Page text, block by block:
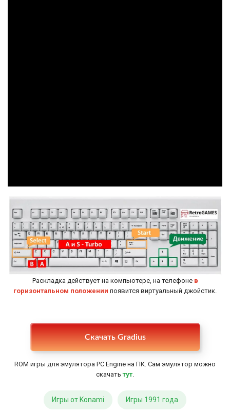
Раскладка действует на компьютере, на телефоне в
горизонтальном положении появится виртуальный джойстик.
Скачать Gradius
ROM игры для эмулятора PC Engine на ПК. Сам эмулятор можно
скачатьтут.
Игры от Konami Игры 1991 года